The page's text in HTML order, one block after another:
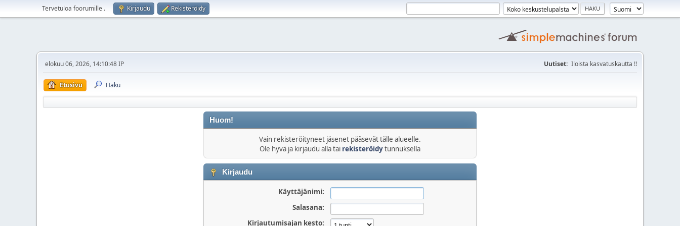
Tervetuloa foorumille . Kirjaudu Rekisteröidy
elokuu 06, 2026, 14:10:48 IP Uutiset: Iloista kasvatuskautta !!
Etusivu Haku
Huom!
Vain rekisteröityneet jäsenet pääsevät tälle alueelle.
Ole hyvä ja kirjaudu alla tai rekisteröidytunnuksella
Kirjaudu
Käyttäjänimi:
Salasana:
Kirjautumisajan kesto: